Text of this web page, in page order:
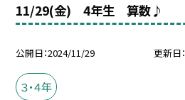
11/29(金) 4年生 算数♪
公開日 2024/11/29 更新日
３・４年